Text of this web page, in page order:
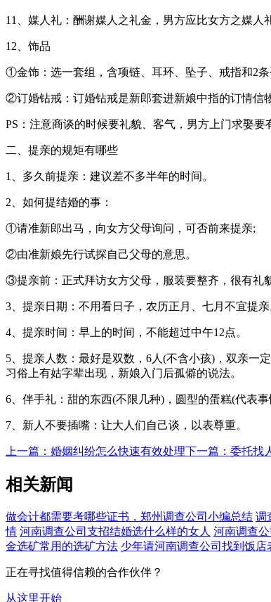
11、媒人礼：酬谢媒人之礼金，男方应比女方之媒人
12、饰品
①金饰：选一套组，含项链、耳环、坠子、戒指和2
②订婚钻戒：订婚钻戒是新郎套进新娘中指的订情信
PS：注意商谈的时候要礼貌、客气，男方上门求娶
二、提亲的规矩有哪些
1、多久前提亲：建议差不多半年的时间。
2、如何提结婚的事：
①请准新郎出马，向女方父母询问，可否前来提亲;
②由准新娘先行试探自己父母的意思。
③提亲前：正式拜访女方父母，服装要整齐，很有礼
3、提亲日期：不用看日子，农历正月、七月不宜提
4、提亲时间：早上的时间，不能超过中午12点。
5、提亲人数：最好是双数，6人(不含小孩)，双亲一
习俗上有姑字辈出现，新娘入门后孤僻的说法。
6、伴手礼：甜的东西(不限几种)，圆型的蛋糕(代表
7、新人不要插嘴：让大人们自己谈，以表尊重。
上一篇：婚姻纠纷怎么快速有效处理下一篇：委托找
相关新闻
做会计都需要考哪些证书，郑州调查公司小编总结 调
情 河南调查公司支招结婚选什么样的女人 河南调查
金选矿常用的选矿方法 少年请河南调查公司找到饭
正在寻找值得信赖的合作伙伴？
从这里开始